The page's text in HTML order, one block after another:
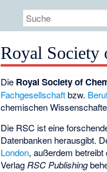
Royal Society
Die Royal Society of
Fachgesellschaftbzw.
chemischen
Die RSC ist eine
Datenbanken herausgibt.
London, außerdem
Verlag RSC Publishing